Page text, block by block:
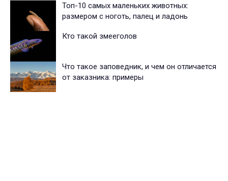
Топ-10 самых маленьких животных:
размером с ноготь, палец и ладонь
Кто такой змееголов
Что такое заповедник, и чем он отличается
от заказника: примеры